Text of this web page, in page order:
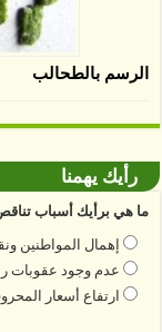
الرسم بالطحالب
رأيك يهمنا
ما هي برأيك أسباب
إهمال المواطنين
عدم وجود عقوبات
ارتفاع أسعار